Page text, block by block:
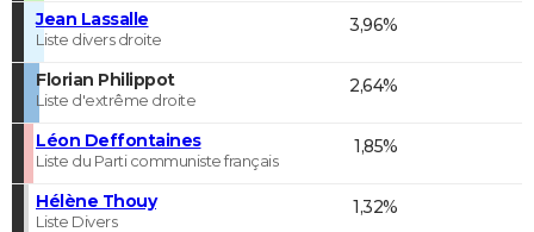
Jean Lassalle
Liste divers droite
3,96%
Florian Philippot
Liste d'extrême droite
2,64%
Léon Deffontaines
Liste du Parti communiste français
1,85%
Hélène Thouy
Liste Divers
1,32%